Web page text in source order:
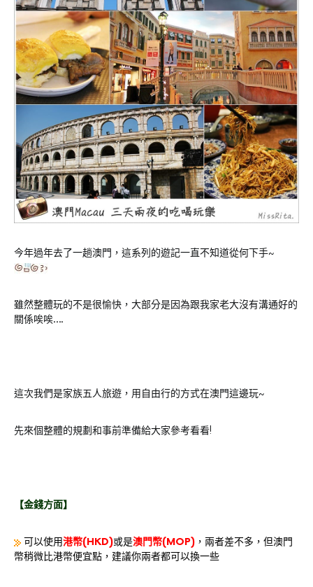
今年過年去了一趟澳門，這系列的遊記一直不知道從何下手~
雖然整體玩的不是很愉快，大部分是因為跟我家老大沒有溝通好的
關係唉唉….
這次我們是家族五人旅遊，用自由行的方式在澳門這邊玩~
先來個整體的規劃和事前準備給大家參考看看!
【金錢方面】
可以使用港幣(HKD)或是澳門幣(MOP) ，兩者差不多，但澳門
幣稍微比港幣便宜點，建議你兩者都可以換一些